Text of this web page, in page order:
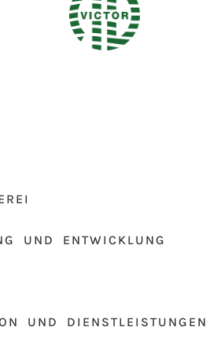
UND ENTWICKLUNG
UND DIENSTLEISTUNGEN